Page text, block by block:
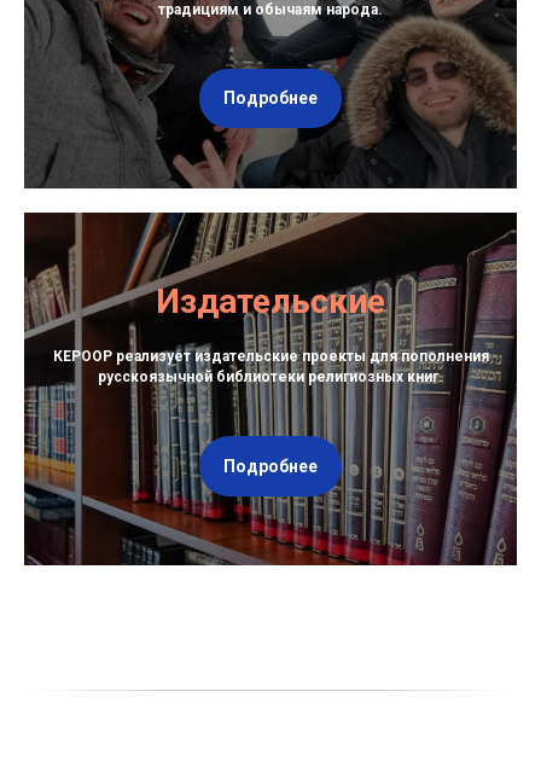
традициям и обычаям народа.
Подробнее
Издательские
КЕРООР реализует издательские проекты для пополнения
русскоязычной библиотеки религиозных книг.
Подробнее